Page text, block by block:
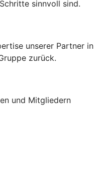
sinnvoll sind.
unserer Partner in
zurück.
und Mitgliedern